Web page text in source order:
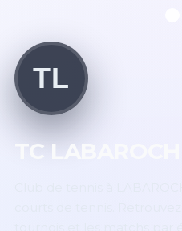
TL
TC LABAROCHE